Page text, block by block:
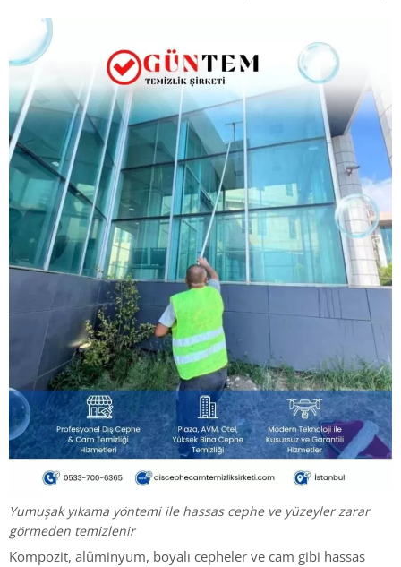
Yumuşak yıkama yöntemi ile hassas cephe ve yüzeyler zarar
görmeden temizlenir
Kompozit, alüminyum, boyalı cepheler ve cam gibi hassas